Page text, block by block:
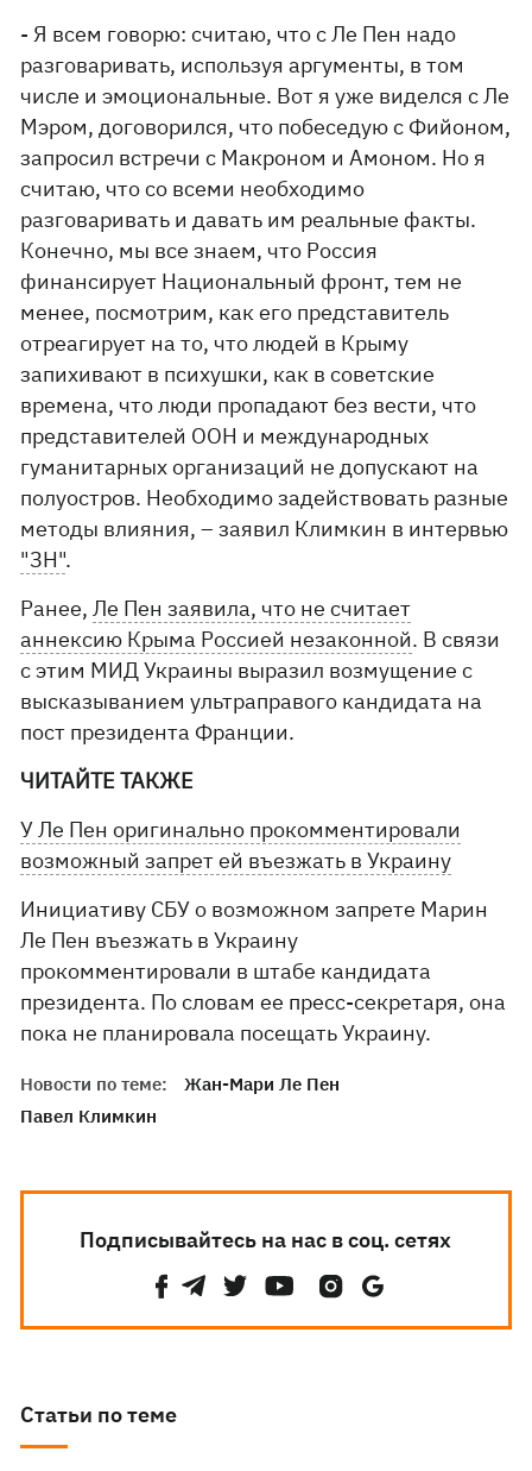
- Я всем говорю: считаю, что с Ле Пен надо
разговаривать, используя аргументы, в том
числе и эмоциональные. Вот я уже виделся с Ле
Мэром, договорился, что побеседую с Фийоном,
запросил встречи с Макроном и Амоном. Но я
считаю, что со всеми необходимо
разговаривать и давать им реальные факты.
Конечно, мы все знаем, что Россия
финансирует Национальный фронт, тем не
менее, посмотрим, как его представитель
отреагирует на то, что людей в Крыму
запихивают в психушки, как в советские
времена, что люди пропадают без вести, что
представителей ООН и международных
гуманитарных организаций не допускают на
полуостров. Необходимо задействовать разные
методы влияния, – заявил Климкин в интервью
"ЗН".
Ранее,Ле Пен заявила, что не считает
аннексию Крыма Россией незаконной. В связи
с этим МИД Украины выразил возмущение с
высказыванием ультраправого кандидата на
пост президента Франции.
ЧИТАЙТЕ ТАКЖЕ
У Ле Пен оригинально прокомментировали
возможный запрет ей въезжать в Украину
Инициативу СБУ о возможном запрете Марин
Ле Пен въезжать в Украину
прокомментировали в штабе кандидата
президента. По словам ее пресс-секретаря, она
пока не планировала посещать Украину.
Новости по теме:
Жан-Мари Ле Пен
Павел Климкин
Подписывайтесь на нас в соц. сетях
Статьи по теме